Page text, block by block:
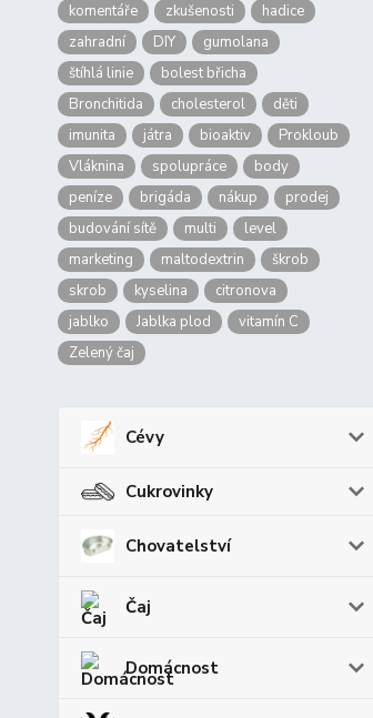
komentáře
zkušenosti
hadice
zahradní
DIY
gumolana
štíhlá linie
bolest břicha
Bronchitida
cholesterol
děti
imunita
játra bioaktiv
Prokloub
Vláknina
spolupráce
body
peníze
brigáda nákup
prodej
budování sítě
multi
level
marketing
maltodextrin
škrob
skrob
kyselina
citronova
jablko
Jablka plod
vitamín C
Zelený čaj
Cévy
Cukrovinky
Chovatelství
Čaj
Domácnost